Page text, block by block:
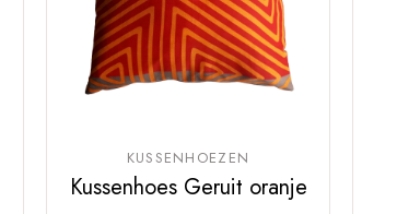
KUSSENHOEZEN
Kussenhoes Geruit oranje